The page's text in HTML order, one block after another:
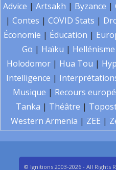
Advice | Artsakh | Byzance |
| Contes | COVID Stats |
Économie | Éducation |
Go | Haïku | Hellénisme
Holodomor | Hua Tou |
Intelligence |
Musique | Recours
Tanka | Théâtre |
Western Armenia | ZEE |
© Ignitions 2003-2026 - All Rights